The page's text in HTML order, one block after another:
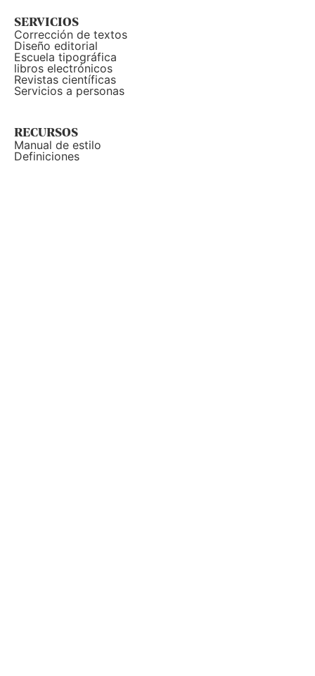
SERVICIOS
Corrección de textos
Diseño editorial
Escuela tipográfica
libros electrónicos
Revistas científicas
Servicios a personas
RECURSOS
Manual de estilo
Definiciones